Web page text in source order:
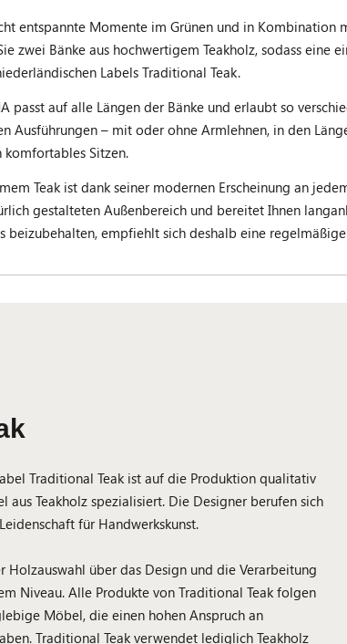
entspannte Momente im Grünen und in
zwei Bänke aus hochwertigem Teakholz, sodass
Labels Traditional Teak.
passt auf alle Längen der Bänke und erlaubt so
Ausführungen – mit oder ohne Armlehnen, in den
komfortables Sitzen.
Teak ist dank seiner modernen Erscheinung an
gestalteten Außenbereich und bereitet Ihnen
beizubehalten, empfiehlt sich deshalb eine
Traditional Teak ist auf die Produktion qualitativ
aus Teakholz spezialisiert. Die Designer berufen sich
für Handwerkskunst.
Holzauswahl über das Design und die Verarbeitung
Niveau. Alle Produkte von Traditional Teak folgen
Möbel, die einen hohen Anspruch an
Traditional Teak verwendet lediglich Teakholz